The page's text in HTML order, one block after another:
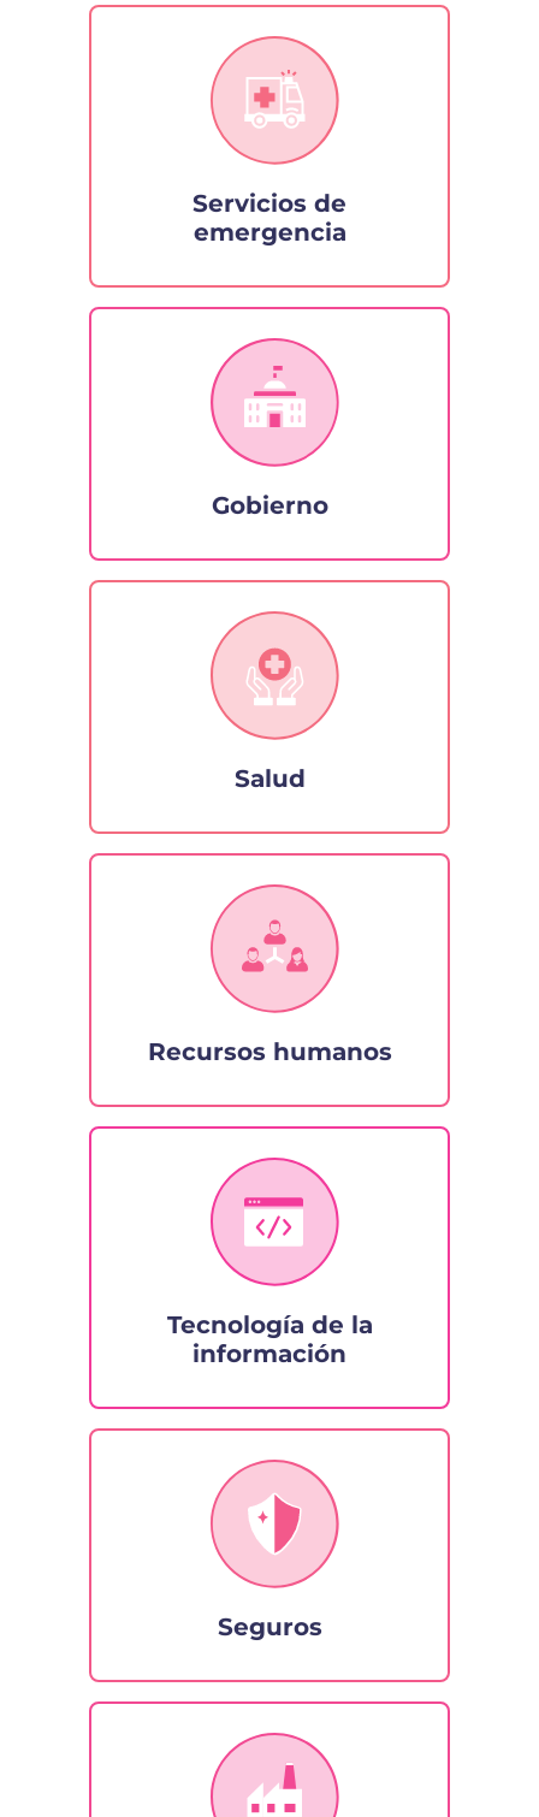
Servicios de
emergencia
Gobierno
Salud
Recursos humanos
Tecnología de la
información
Seguros